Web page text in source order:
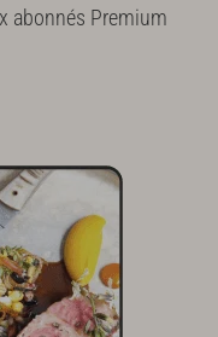
abonnés Premium